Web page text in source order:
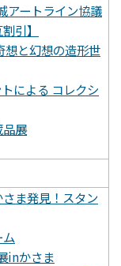
ートライン協議
引】
と幻想の造形世
による コレクシ
品展
ま発見！スタン
inかさま